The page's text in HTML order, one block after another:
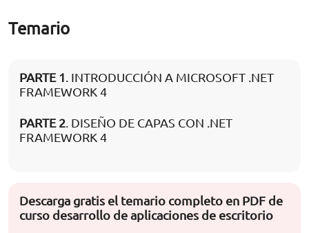
Temario
PARTE 1. INTRODUCCIÓN A MICROSOFT .NET
FRAMEWORK 4
PARTE 2. DISEÑO DE CAPAS CON .NET
FRAMEWORK 4
Descarga gratis el temario completo en PDF de
curso desarrollo de aplicaciones de escritorio